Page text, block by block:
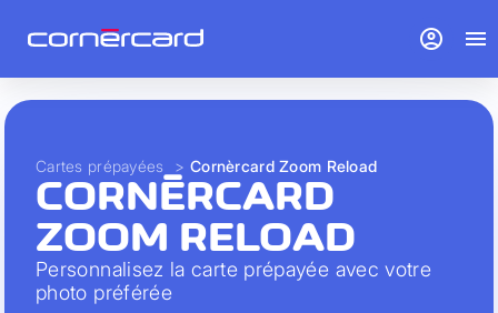
Cartes prépayées > Cornèrcard Zoom Reload
CORNÈRCARD
ZOOM RELOAD
Personnalisez la carte prépayée avec votre
photo préférée
account_circle menu